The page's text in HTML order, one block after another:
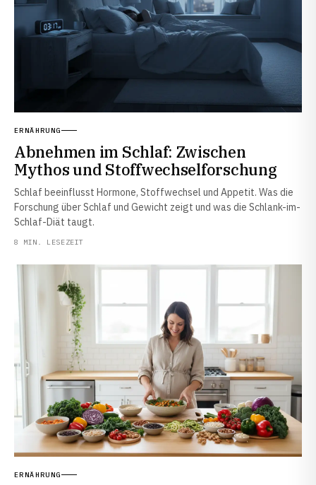
ERNÄHRUNG
Abnehmen im Schlaf: Zwischen
Mythos und Stoffwechselforschung
Schlaf beeinflusst Hormone, Stoffwechsel und Appetit. Was die
Forschung über Schlaf und Gewicht zeigt und was die Schlank-im-
Schlaf-Diät taugt.
8 MIN. LESEZEIT
ERNÄHRUNG